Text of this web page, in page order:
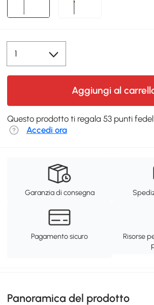
Aggiungi al
Questo prodotto ti regala 53 punti
Accedi ora
Garanzia di consegna
Pagamento sicuro
Risorse
Panoramica del prodotto